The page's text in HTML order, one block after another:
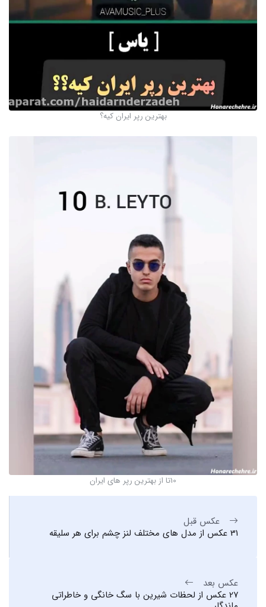
بهترین رپر ایران کیه؟
10تا از بهترین رپر های ایران
عکس قبل
31 عکس از مدل های مختلف لنز چشم برای هر سلیقه
عکس بعد
27 عکس از لحظات شیرین با سگ خانگی و خاطراتی